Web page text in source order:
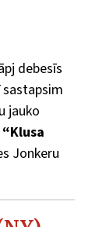
debesīs
jauko
“Klusa
Jonkeru